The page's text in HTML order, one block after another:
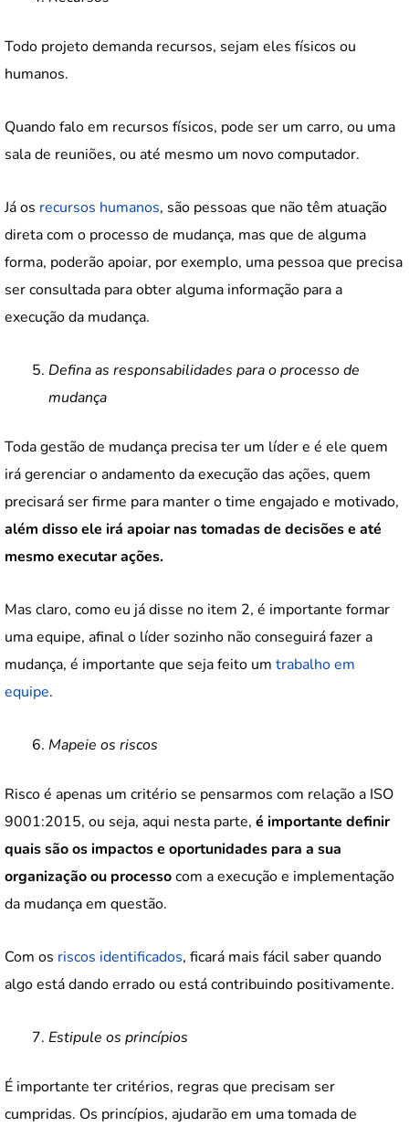
Todo projeto demanda recursos, sejam eles físicos ou
humanos.
Quando falo em recursos físicos, pode ser um carro, ou uma
sala de reuniões, ou até mesmo um novo computador.
Já os recursos humanos, são pessoas que não têm atuação
direta com o processo de mudança, mas que de alguma
forma, poderão apoiar, por exemplo, uma pessoa que precisa
ser consultada para obter alguma informação para a
execução da mudança.
Defina as responsabilidades para o processo de
mudança
Toda gestão de mudança precisa ter um líder e é ele quem
irá gerenciar o andamento da execução das ações, quem
precisará ser firme para manter o time engajado e motivado,
além disso ele irá apoiar nas tomadas de decisões e até
mesmo executar ações.
Mas claro, como eu já disse no item 2, é importante formar
uma equipe, afinal o líder sozinho não conseguirá fazer a
mudança, é importante que seja feito um trabalho em
equipe.
Mapeie os riscos
Risco é apenas um critério se pensarmos com relação a ISO
9001:2015, ou seja, aqui nesta parte, é importante definir
quais são os impactos e oportunidades para a sua
organização ou processocom a execução e implementação
da mudança em questão.
Com os riscos identificados, ficará mais fácil saber quando
algo está dando errado ou está contribuindo positivamente.
Estipule os princípios
É importante ter critérios, regras que precisam ser
cumpridas. Os princípios, ajudarão em uma tomada de